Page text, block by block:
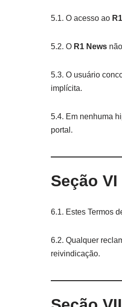
5.1. O acesso ao
5.2. O R1 News
5.3. O usuário
implícita.
5.4. Em nenhuma
portal.
Seção
6.1. Estes Termos
6.2. Qualquer
reivindicação.